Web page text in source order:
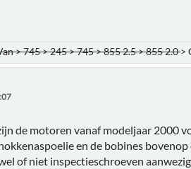
> 745 > 245 > 745 > 855 2.5 > 855 2.0>
de motoren vanaf modeljaar 2000
en de bobines
of niet inspectieschroeven